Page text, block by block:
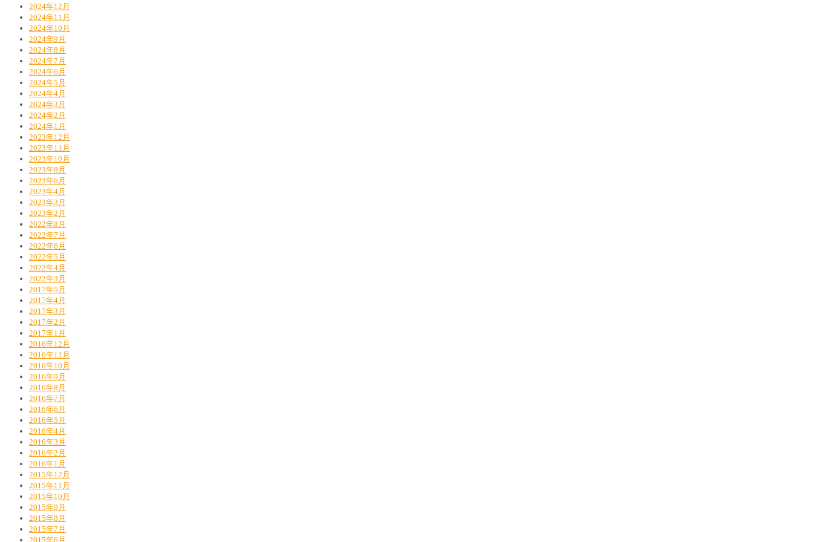
2024年12月
2024年11月
2024年10月
2024年9月
2024年8月
2024年7月
2024年6月
2024年5月
2024年4月
2024年3月
2024年2月
2024年1月
2023年12月
2023年11月
2023年10月
2023年8月
2023年6月
2023年4月
2023年3月
2023年2月
2022年8月
2022年7月
2022年6月
2022年5月
2022年4月
2022年3月
2017年5月
2017年4月
2017年3月
2017年2月
2017年1月
2016年12月
2016年11月
2016年10月
2016年9月
2016年8月
2016年7月
2016年6月
2016年5月
2016年4月
2016年3月
2016年2月
2016年1月
2015年12月
2015年11月
2015年10月
2015年9月
2015年8月
2015年7月
2015年6月